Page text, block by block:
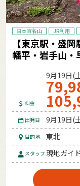
日本百名山 JR利用
【東京駅・盛
幡平・岩手山・
料金
9月19日(
出発日 9月19日(
目的地 東北
スタッフ 現地ガイ